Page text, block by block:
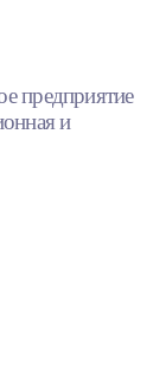
предприятие
и